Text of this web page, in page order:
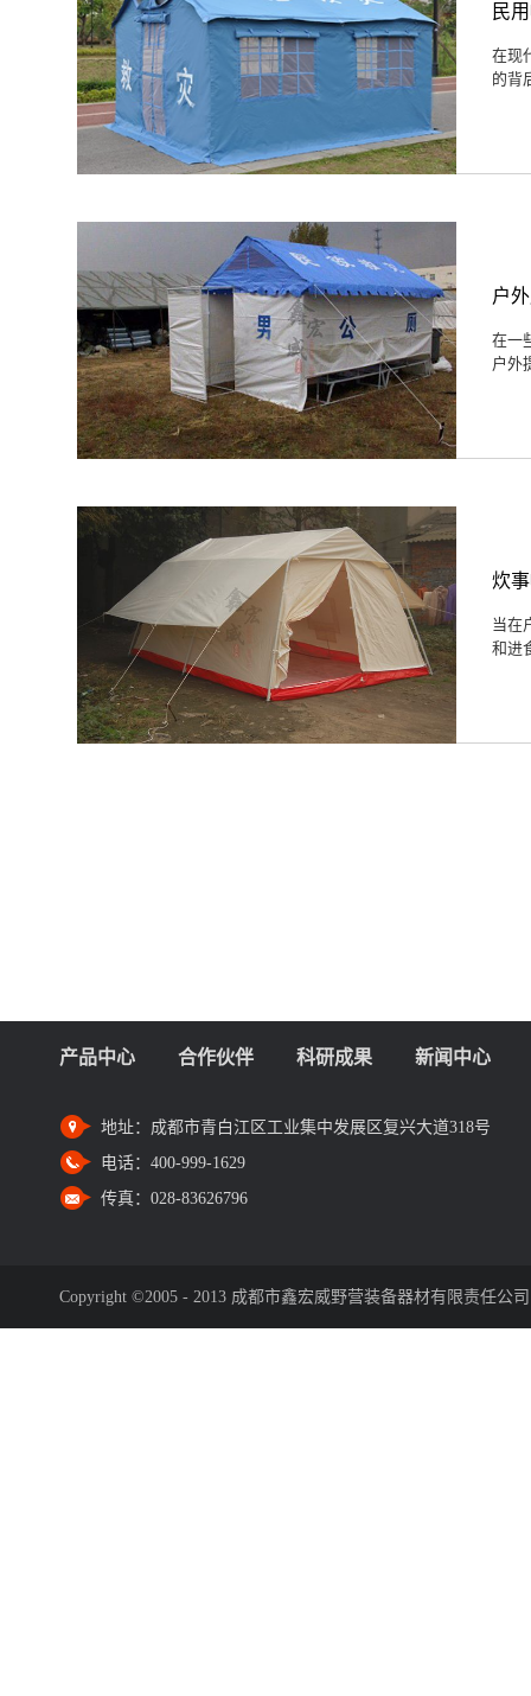
民
在现
的背
户
在一
户外
炊
当在
和进
产品中心 合作伙伴 科研成果 新闻中心
地址： 成都市青白江区工业集中发展区复兴大道318号
电话： 400-999-1629
传真： 028-83626796
Copyright ©2005 - 2013 成都市鑫宏威野营装备器材有限责任公司